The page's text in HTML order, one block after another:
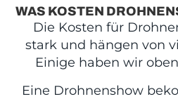
WAS KOSTEN
Die Kosten für
stark und hängen von
Einige haben wir
Eine Drohnenshow